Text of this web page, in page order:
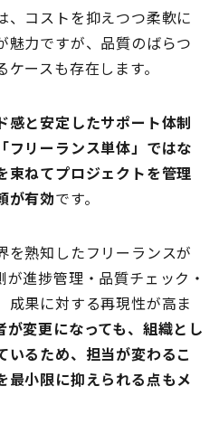
、コストを抑えつつ柔軟に
魅力ですが、品質のばらつ
ースも存在します。
感と安定したサポート体制
フリーランス単体」ではな
束ねてプロジェクトを管理
が有効です。
を熟知したフリーランスが
進捗管理・品質チェック・
成果に対する再現性が高ま
が変更になっても、組織とし
いるため、担当が変わるこ
最小限に抑えられる点もメ